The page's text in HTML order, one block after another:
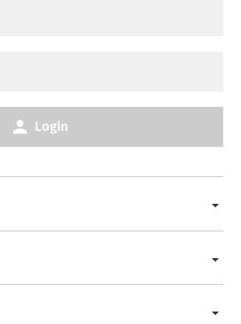
Login